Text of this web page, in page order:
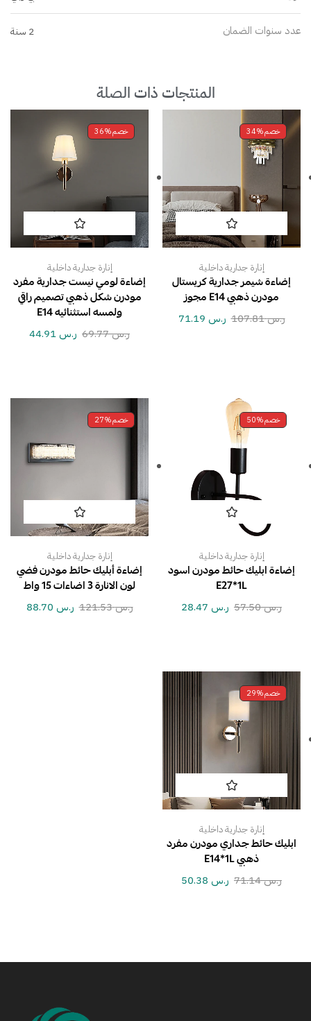
عدد سنوات الضمان 2 سنة
المنتجات ذات الصلة
خصم34%
إنارة جدارية داخلية
إضاءة شيمر جدارية كريستال
مودرن ذهبي E14 مجوز
ر.س107.81 ر.س
خصم36%
إنارة جدارية داخلية
إضاءة لومي نيست جدارية مفرد
مودرن شكل ذهبي تصميم راقي
ولمسه استثنائيه E14
ر.س69.77 ر.س
خصم50%
إنارة جدارية داخلية
إضاءة ابليك حائط مودرن اسود
E27*1L
ر.س57.50 ر.س
خصم27%
إنارة جدارية داخلية
إضاءة أبليك حائط مودرن فضي
لون الانارة 3 اضاءات 15 واط
ر.س121.53 ر.س
خصم29%
إنارة جدارية داخلية
ابليك حائط جداري مودرن مفرد
ذهبي E14*1L
ر.س71.14 ر.س